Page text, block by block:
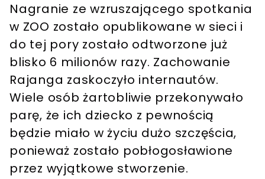
Nagranie ze wzruszającego spotkania
w ZOO zostało opublikowane w sieci i
do tej pory zostało odtworzone już
blisko 6 milionów razy. Zachowanie
Rajanga zaskoczyło internautów.
Wiele osób żartobliwie przekonywało
parę, że ich dziecko z pewnością
będzie miało w życiu dużo szczęścia,
ponieważ zostało pobłogosławione
przez wyjątkowe stworzenie.